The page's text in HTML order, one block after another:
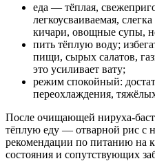
еда — тёплая,
легкоусваиваемая,
кичари, овощные супы,
пить тёплую воду;
пищи, сырых салатов,
это усиливает вату;
режим спокойный:
переохлаждения,
После очищающей нируха-
тёплую еду — отварной рис с
рекомендации по питанию на
состояния и сопутствующих